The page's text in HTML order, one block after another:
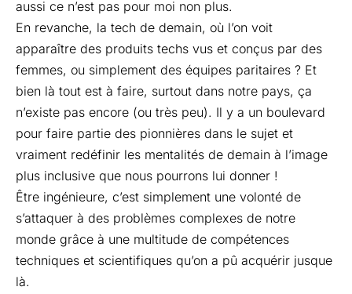
aussi ce n’est pas pour moi non plus.
En revanche, la tech de demain, où l’on voit
apparaître des produits techs vus et conçus par des
femmes, ou simplement des équipes paritaires ? Et
bien là tout est à faire, surtout dans notre pays, ça
n’existe pas encore (ou très peu). Il y a un boulevard
pour faire partie des pionnières dans le sujet et
vraiment redéfinir les mentalités de demain à l’image
plus inclusive que nous pourrons lui donner !
Être ingénieure, c’est simplement une volonté de
s’attaquer à des problèmes complexes de notre
monde grâce à une multitude de compétences
techniques et scientifiques qu’on a pû acquérir jusque
là.